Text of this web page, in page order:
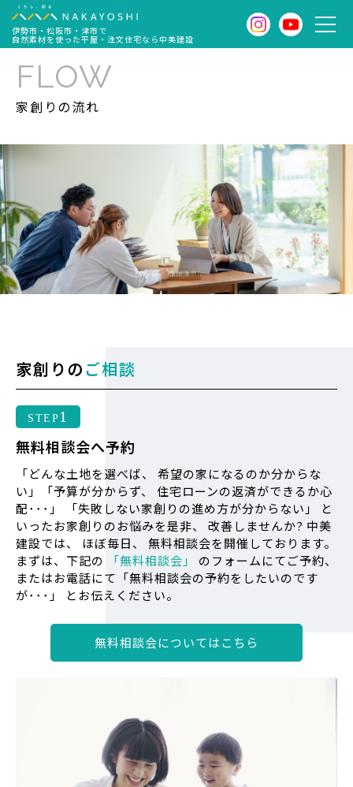
伊勢市・松阪市・津市で
自然素材を使った平屋・注文住宅なら中美建設
FLOW
家創りの流れ
家創りのご相談
STEP1
無料相談会へ予約
「どんな土地を選べば、 希望の家になるのか分からな
い」「予算が分からず、 住宅ローンの返済ができるか心
配･･･」 「失敗しない家創りの進め方が分からない」 と
いったお家創りのお悩みを是非、 改善しませんか? 中美
建設では、 ほぼ毎日、 無料相談会を開催しております。
まずは、下記の 「無料相談会」
のフォームにてご予約、
またはお電話にて「無料相談会の予約をしたいのです
が･･･」 とお伝えください。
無料相談会についてはこちら